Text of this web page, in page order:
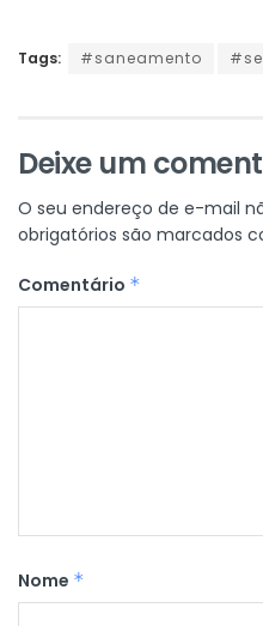
Tags: #saneamento
Deixe um
O seu endereço de e-mail
obrigatórios são marcados
Comentário *
Nome *